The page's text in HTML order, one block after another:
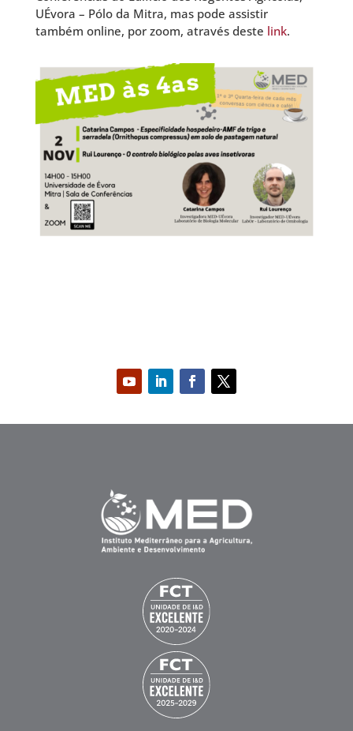
UÉvora – Pólo da Mitra, mas pode assistir
também online, por zoom, através deste link.